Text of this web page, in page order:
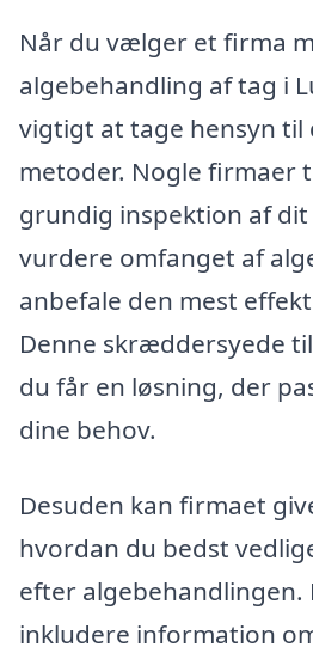
Når du vælger et firma
algebehandling af tag i
vigtigt at tage hensyn til
metoder. Nogle firmaer
grundig inspektion af
vurdere omfanget af
anbefale den mest
Denne skræddersyede
du får en løsning, der
dine behov.
Desuden kan firmaet
hvordan du bedst
efter algebehandlingen.
inkludere information